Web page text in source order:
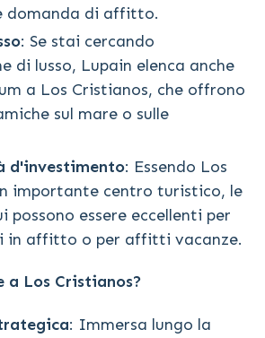
domanda di affitto.
: Se stai cercando
di lusso, Lupain elenca anche
a Los Cristianos, che offrono
sul mare o sulle
d'investimento: Essendo Los
importante centro turistico, le
possono essere eccellenti per
in affitto o per affitti vacanze.
a Los Cristianos?
: Immersa lungo la